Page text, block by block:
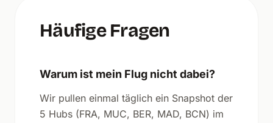
Häufige Fragen
Warum ist mein Flug nicht dabei?
Wir pullen einmal täglich ein Snapshot der
5 Hubs (FRA, MUC, BER, MAD, BCN) im